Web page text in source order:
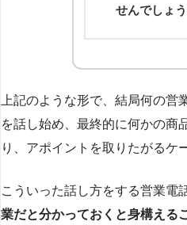
せんでしょ
上記のような形で、結局何の
を話し始め、最終的に何かの商
り、アポイントを取りたがるケ
こういった話し方をする営業電
業だと分かっておくと身構える